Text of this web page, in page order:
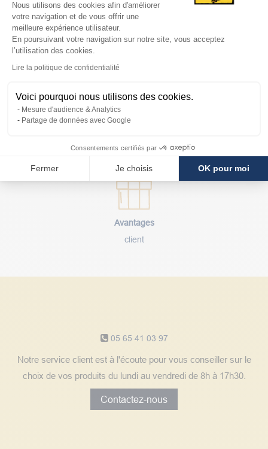
Nous utilisons des cookies afin d'améliorer
votre navigation et de vous offrir une
meilleure expérience utilisateur.
En poursuivant votre navigation sur notre site, vous acceptez
l’utilisation des cookies.
Lire la politique de confidentialité
Voici pourquoi nous utilisons des cookies.
Mesure d'audience & Analytics
Partage de données avec Google
Consentements certifiés par
Fermer Je choisis OK pour moi
Axeptio consent
Livraison
rapide
Paiement
Avantages
client
05 65 41 03 97
Notre service client est à l'écoute pour vous conseiller sur le
choix de vos produits du lundi au vendredi de 8h à 17h30.
Contactez-nous